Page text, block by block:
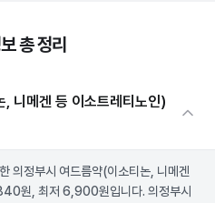
총 정리
니메겐 등 이소트레티노인)
의정부시 여드름약(이소티논, 니메겐
원, 최저 6,900원입니다. 의정부시